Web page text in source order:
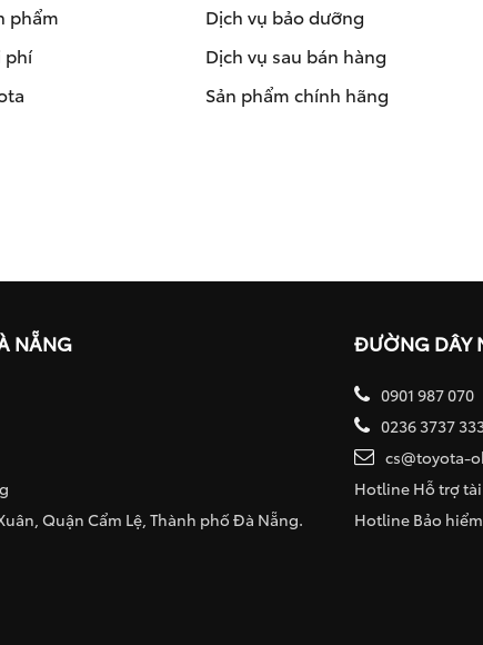
phẩm
phí
Dịch vụ bảo dưỡng
Dịch vụ sau bán hàng
Sản phẩm chính hãng
NẴNG
Quận Cẩm Lệ, Thành phố Đà Nẵng.
ĐƯỜNG DÂY
0901 987 070
0236 3737
cs@toyota-
Hotline Hỗ trợ tài
Hotline Bảo